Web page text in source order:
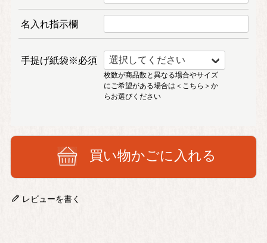
買い物かごに入れる
名入れ指示欄
手提げ紙袋※必須
枚数が商品数と異なる場合やサイズ
にご希望がある場合は ＜こちら＞か
らお選びください
レビューを書く